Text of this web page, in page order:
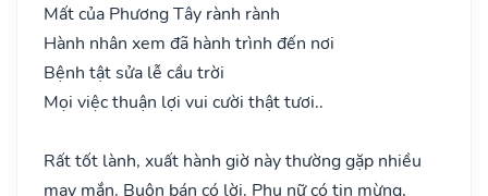
Mất của Phương Tây rành rành
Hành nhân xem đã hành trình đến nơi
Bệnh tật sửa lễ cầu trời
Mọi việc thuận lợi vui cười thật tươi..
Rất tốt lành, xuất hành giờ này thường gặp nhiều
may mắn. Buôn bán có lời. Phụ nữ có tin mừng,